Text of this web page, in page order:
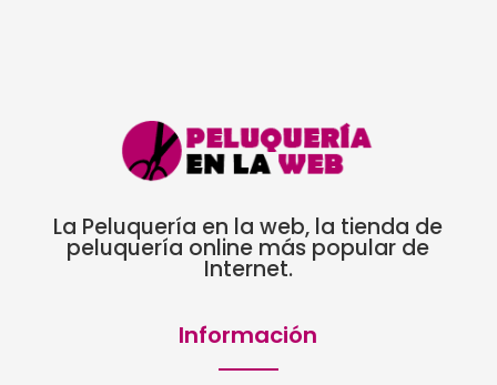
La Peluquería en la web, la tienda de
peluquería online más popular de
Internet.
Información